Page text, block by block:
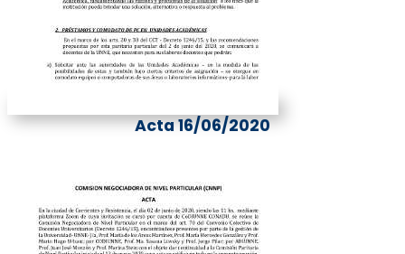
Acta 16/06/2020